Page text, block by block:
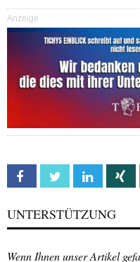
Anzeige
Facebook Twitter Linkedin
UNTERSTÜTZUNG
Wenn Ihnen unser Artikel